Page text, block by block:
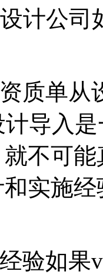
计公司
质单
导入
不可
实施
验如